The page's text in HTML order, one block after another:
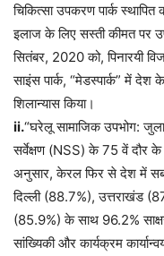
चिकित्सा उपकरण पार्क
इलाज के लिए सस्ती कीमत पर
सितंबर, 2020 को, पिनारयी
साइंस पार्क, “मेडस्पार्क” में देश
शिलान्यास किया।
ii.“घरेलू सामाजिक उपभोग:
सर्वेक्षण (NSS) के 75 वें दौर के
अनुसार, केरल फिर से देश में
दिल्ली (88.7%), उत्तराखंड
(85.9%) के साथ 96.2%
सांख्यिकी और कार्यक्रम